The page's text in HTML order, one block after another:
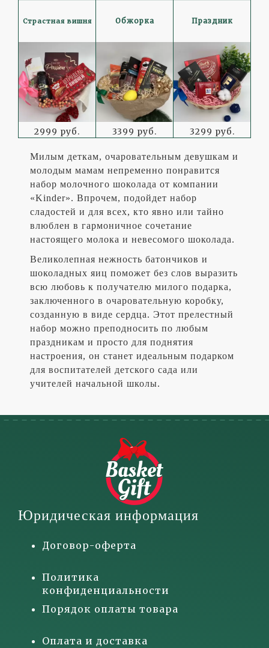
Страстная вишня
2999 руб.
Обжорка
3399 руб.
Праздник
3299 руб.
Милым деткам, очаровательным девушкам и
молодым мамам непременно понравится
набор молочного шоколада от компании
«Kinder». Впрочем, подойдет набор
сладостей и для всех, кто явно или тайно
влюблен в гармоничное сочетание
настоящего молока и невесомого шоколада.
Великолепная нежность батончиков и
шоколадных яиц поможет без слов выразить
всю любовь к получателю милого подарка,
заключенного в очаровательную коробку,
созданную в виде сердца. Этот прелестный
набор можно преподносить по любым
праздникам и просто для поднятия
настроения, он станет идеальным подарком
для воспитателей детского сада или
учителей начальной школы.
Юридическая информация
Договор-оферта
Политика
конфиденциальности
Порядок оплаты товара
Оплата и доставка